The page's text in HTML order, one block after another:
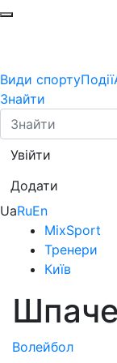
Види спортуПодії
Знайти
Увійти
Додати
UaRuEn
MixSport
Тренери
Київ
Волейбол